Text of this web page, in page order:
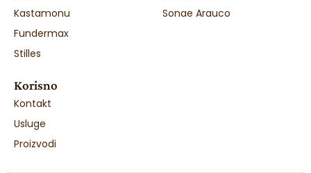
Kastamonu
Fundermax
Stilles
Sonae Arauco
Korisno
Kontakt
Usluge
Proizvodi